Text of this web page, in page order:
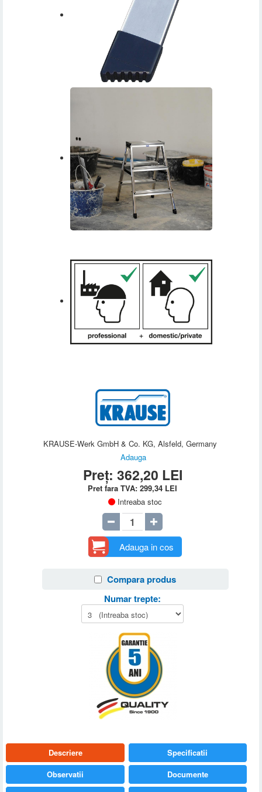
KRAUSE-Werk GmbH & Co. KG, Alsfeld, Germany
Adauga
Preț: 362,20 LEI
Pret fara TVA:299,34 LEI
Intreaba stoc
Adauga in cos
Compara produs
Numar trepte:
Descriere
Specificatii
Observatii
Documente